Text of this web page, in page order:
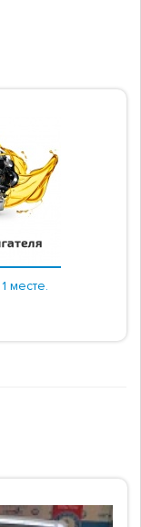
месте.